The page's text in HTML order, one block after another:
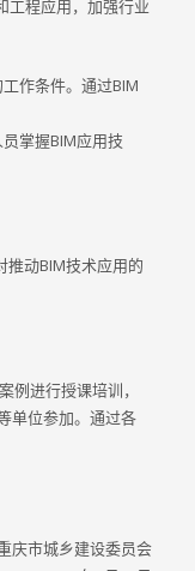
工程应用，加强行业
作条件。通过BIM
掌握BIM应用技
推动BIM技术应用的
例进行授课培训，
单位参加。通过各
庆市城乡建设委员会